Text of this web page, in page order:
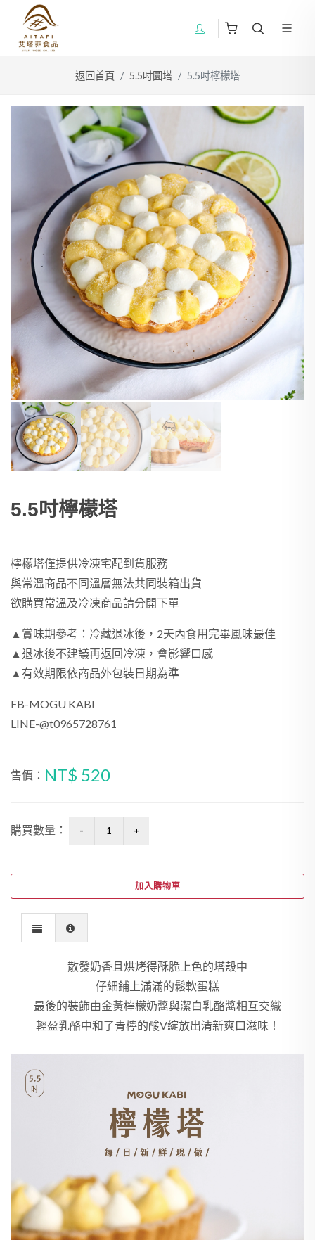
返回首頁 5.5吋圓塔 5.5吋檸檬塔
5.5吋檸檬塔
檸檬塔僅提供冷凍宅配到貨服務
與常溫商品不同溫層無法共同裝箱出貨
欲購買常溫及冷凍商品請分開下單
▲賞味期參考：冷藏退冰後，2天內食用完畢風味最佳
▲退冰後不建議再返回冷凍，會影響口感
▲有效期限依商品外包裝日期為準
FB-MOGU KABI
LINE-@t0965728761
售價： NT$ 520
購買數量：
加入購物車
散發奶香且烘烤得酥脆上色的塔殼中
仔細鋪上滿滿的鬆軟蛋糕
最後的裝飾由金黃檸檬奶醬與潔白乳酪醬相互交織
輕盈乳酪中和了青檸的酸V綻放出清新爽口滋味！